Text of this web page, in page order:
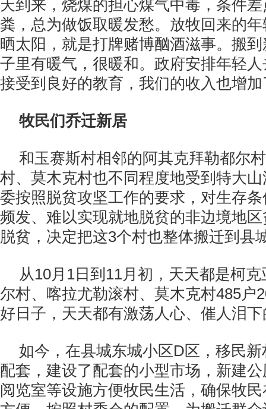
天到来，烧煤的担心煤气中毒，条件
粪，总为做饭取暖发愁。放牧回来的
晒太阳，就是打牌赌博酗酒滋事。搬
子里有暖气，很暖和。政府安排年轻
接受到良好的教育，我们的收入也增加
牧民们乔迁新居
和玉赛斯村相邻的阿其克拜勒都尔
村、莫木克村也不同程度地受到特大
委按照脱贫攻坚工作的要求，对生存
频发、难以实现就地脱贫的非边境地
脱贫，决定把这3个村也整体搬迁到县
从10月1日到11月初，天天都是柯
尔村、喀拉尤勒滚村、莫木克村485户
好日子，天天都有激荡人心、催人泪
如今，在县城东城小区D区，移民
配套，建设了配套的小型市场，新建
阅览室等设施方便牧民生活，确保牧